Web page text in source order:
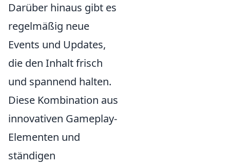
Darüber hinaus gibt es
regelmäßig neue
Events und Updates,
die den Inhalt frisch
und spannend halten.
Diese Kombination aus
innovativen Gameplay-
Elementen und
ständigen